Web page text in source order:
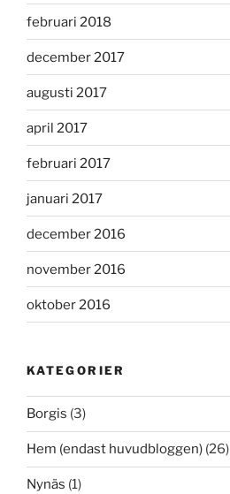
februari 2018
december 2017
augusti 2017
april 2017
februari 2017
januari 2017
december 2016
november 2016
oktober 2016
KATEGORIER
Borgis (3)
Hem (endast huvudbloggen) (26)
Nynäs (1)